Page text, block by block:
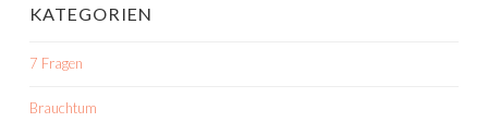
KATEGORIEN
7 Fragen
Brauchtum